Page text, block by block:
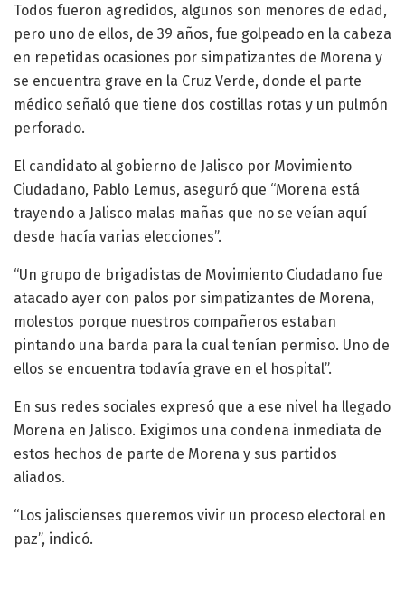
Todos fueron agredidos, algunos son menores de edad,
pero uno de ellos, de 39 años, fue golpeado en la cabeza
en repetidas ocasiones por simpatizantes de Morena y
se encuentra grave en la Cruz Verde, donde el parte
médico señaló que tiene dos costillas rotas y un pulmón
perforado.
El candidato al gobierno de Jalisco por Movimiento
Ciudadano, Pablo Lemus, aseguró que “Morena está
trayendo a Jalisco malas mañas que no se veían aquí
desde hacía varias elecciones”.
“Un grupo de brigadistas de Movimiento Ciudadano fue
atacado ayer con palos por simpatizantes de Morena,
molestos porque nuestros compañeros estaban
pintando una barda para la cual tenían permiso. Uno de
ellos se encuentra todavía grave en el hospital”.
En sus redes sociales expresó que a ese nivel ha llegado
Morena en Jalisco. Exigimos una condena inmediata de
estos hechos de parte de Morena y sus partidos
aliados.
“Los jaliscienses queremos vivir un proceso electoral en
paz”, indicó.